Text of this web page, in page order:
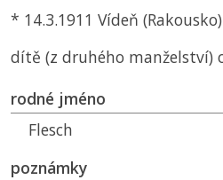
* 14.3.1911 Vídeň
dítě (z druhého manželství)
rodné jméno
Flesch
poznámky